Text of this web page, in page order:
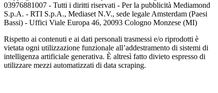
03976881007 - Tutti i diritti riservati - Per la pubblicità Mediamond
S.p.A. - RTI S.p.A., Mediaset N.V., sede legale Amsterdam (Paesi
Bassi) - Uffici Viale Europa 46, 20093 Cologno Monzese (MI)
Rispetto ai contenuti e ai dati personali trasmessi e/o riprodotti è
vietata ogni utilizzazione funzionale all’addestramento di sistemi di
intelligenza artificiale generativa. È altresì fatto divieto espresso di
utilizzare mezzi automatizzati di data scraping.